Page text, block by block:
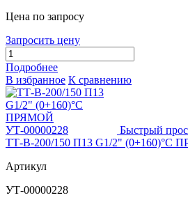
Цена по запросу
Запросить цену
Подробнее
В избранное К сравнению
Быстрый
ТТ-В-200/150 П13 G1/2" (0+160)°C
Артикул
УТ-00000228